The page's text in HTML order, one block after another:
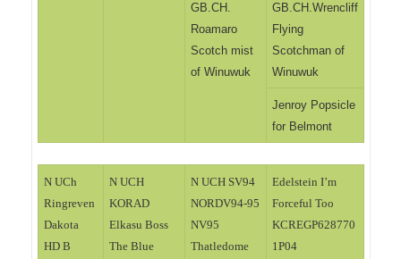
GB.CH.
Roamaro
Scotch mist
of Winuwuk
GB.CH.Wrencliff
Flying
Scotchman of
Winuwuk
Jenroy Popsicle
for Belmont
N UCh
Ringreven
Dakota
HD B
N UCH
KORAD
Elkasu Boss
The Blue
N UCH SV94
NORDV94-95
NV95
Thatledome
Edelstein I’m
Forceful Too
KCREGP628770
1P04